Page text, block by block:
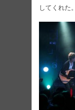
してくれた。